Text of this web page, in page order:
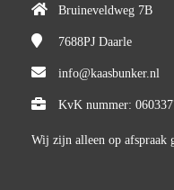
Bruineveldweg 7B
7688PJ Daarle
info@kaasbunker.nl
KvK nummer:
Wij zijn alleen op afspraak